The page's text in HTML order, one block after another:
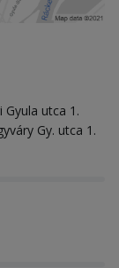
Gyula utca 1.
Gy. utca 1.